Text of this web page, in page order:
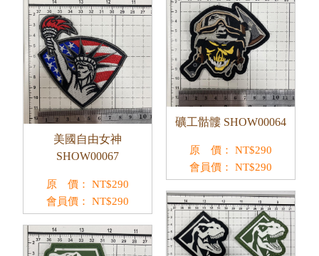
礦工骷髏 SHOW00064
原 價： NT$290
會員價：
NT$290
美國自由女神
SHOW00067
原 價： NT$290
會員價：
NT$290